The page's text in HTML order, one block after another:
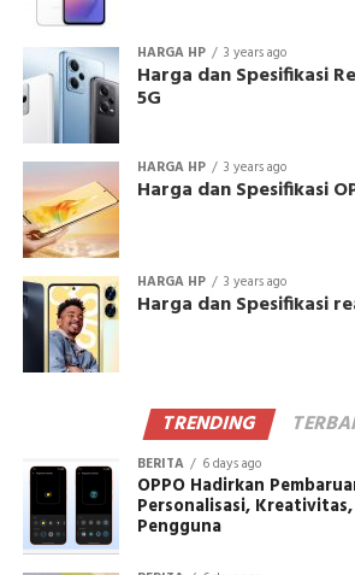
HARGA HP 3 years ago
Harga dan Spesifikasi
5G
HARGA HP 3 years ago
Harga dan Spesifikasi
HARGA HP 3 years ago
Harga dan Spesifikasi
TRENDING
BERITA 6 days ago
OPPO Hadirkan
Personalisasi,
Pengguna